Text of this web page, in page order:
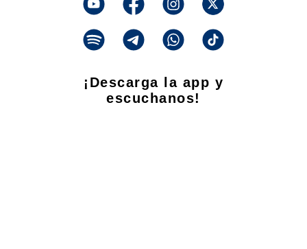
¡Descarga la app y
escuchanos!